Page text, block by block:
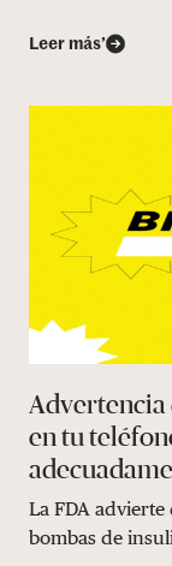
Leer más’
Advertencia
en tu
La FDA
bombas de